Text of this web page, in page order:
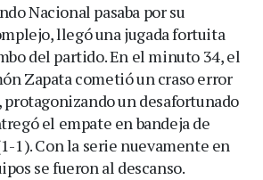
Nacional pasaba por su
llegó una jugada fortuita
del partido. En el minuto 34, el
Zapata cometió un craso error
protagonizando un desafortunado
el empate en bandeja de
1). Con la serie nuevamente en
se fueron al descanso.